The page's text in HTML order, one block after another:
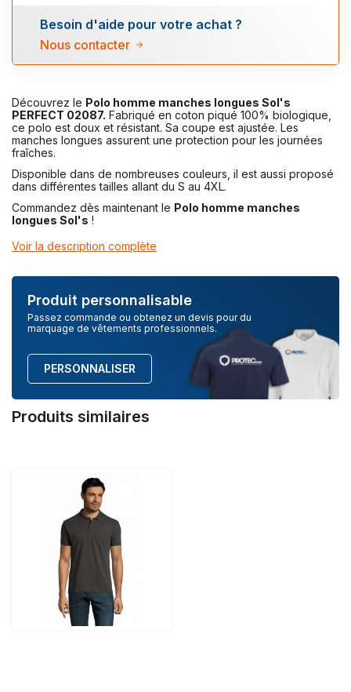
Découvrez le Polo homme manches longues Sol's
PERFECT 02087. Fabriqué en coton piqué 100% biologique,
ce polo est doux et résistant. Sa coupe est ajustée. Les
manches longues assurent une protection pour les journées
fraîches.
Disponible dans de nombreuses couleurs, il est aussi proposé
dans différentes tailles allant du S au 4XL.
Commandez dès maintenant le Polo homme manches
longues Sol's !
Voir la description complète
Produit personnalisable
Passez commande ou obtenez un devis pour du
marquage de vêtements professionnels.
PERSONNALISER
Produits similaires
Besoin d'aide pour votre achat ?
Nous contacter